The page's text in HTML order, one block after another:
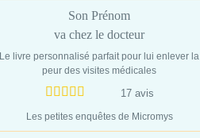
Son Prénom
va chez le docteur
Le livre personnalisé parfait pour lui enlever la
peur des visites médicales
17 avis
Les petites enquêtes de Micromys